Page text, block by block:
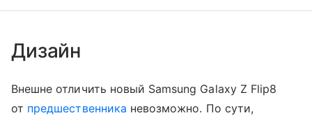
Дизайн
Внешне отличить новый Samsung Galaxy Z Flip8
от предшественника невозможно. По сути,